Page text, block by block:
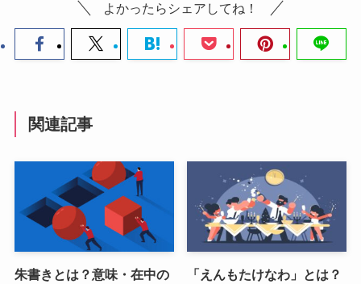
よかったらシェアしてね！
関連記事
朱書きとは？意味・在中の 「えんもたけなわ」とは？